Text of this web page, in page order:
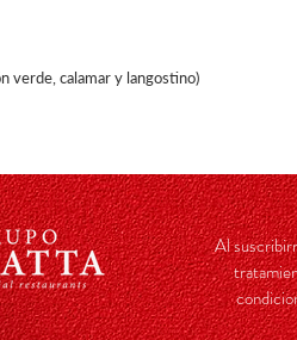
verde, calamar y langostino)
Al